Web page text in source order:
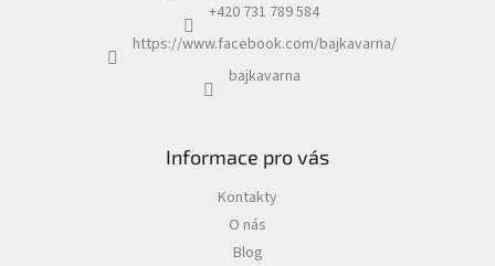
+420 731 789 584
https://www.facebook.com/bajkavarna/
bajkavarna
Informace pro vás
Kontakty
O nás
Blog